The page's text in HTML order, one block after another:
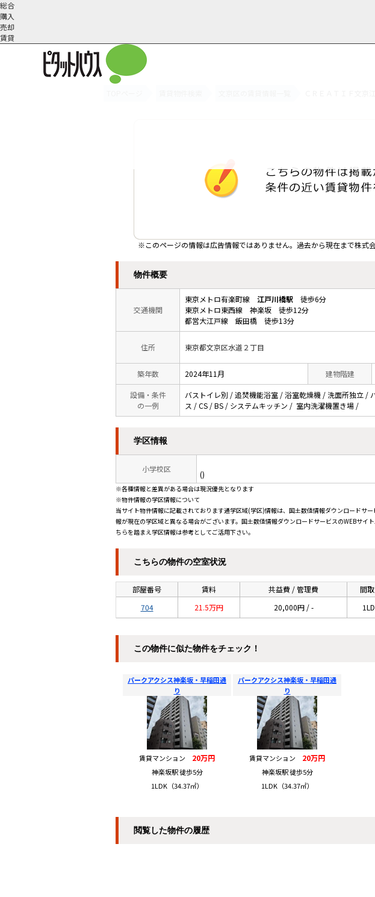
総合
購入
売却
賃貸
※このページの情報は広告情報ではありません。過去から現在まで株式
物件概要
交通機関
東京メトロ有楽町線 江戸川橋駅 徒歩6分
東京メトロ東西線 神楽坂 徒歩12分
都営大江戸線 飯田橋 徒歩13分
住所 東京都文京区水道２丁目
築年数 2024年11月 建物階建
設備・条件
の一例
バストイレ別 / 追焚機能浴室 / 浴室乾燥機 / 洗面所独立 /
ス / CS / BS / システムキッチン / 室内洗濯機置き場 /
学区情報
小学校区
()
※各種情報と差異がある場合は現況優先となります
※物件情報の学区情報について
当サイト物件情報に記載されております通学区域(学区)情報は、国土数値情報ダウンロード
報が現在の学区域と異なる場合がございます。国土数値情報ダウンロードサービスのWEBサ
ちらを踏まえ学区情報は参考としてご活用下さい。
こちらの物件の空室状況
部屋番号 賃料 共益費 / 管理費 間
704
21.5万円 20,000円 / -
この物件に似た物件をチェック！
パークアクシス神楽坂・早稲田通
り
賃貸マンション 20万円
神楽坂駅 徒歩5分
1LDK（34.37㎡）
パークアクシス神楽坂・早稲田通
り
賃貸マンション 20万円
神楽坂駅 徒歩5分
1LDK（34.37㎡）
閲覧した物件の履歴